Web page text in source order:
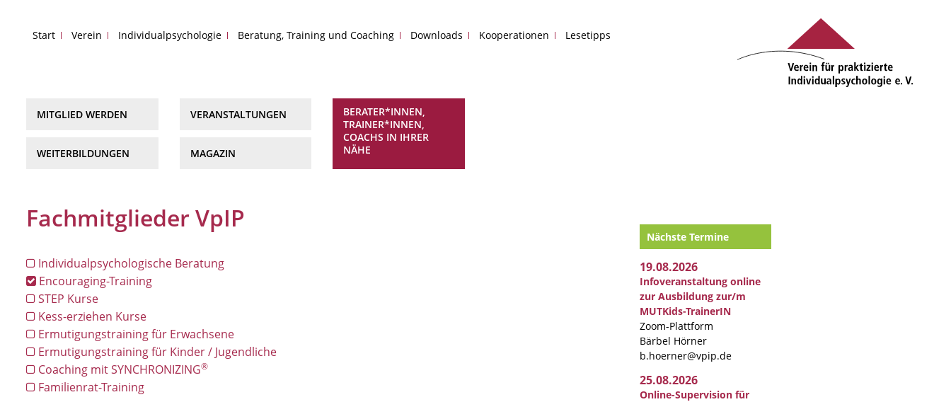
Start Verein Individualpsychologie Beratung, Training und Coaching Downloads Kooperationen Lesetipps
MITGLIED WERDEN
WEITERBILDUNGEN
VERANSTALTUNGEN
MAGAZIN
BERATER*INNEN,
TRAINER*INNEN,
COACHS IN IHRER
NÄHE
Fachmitglieder VpIP
Individualpsychologische Beratung
Encouraging-Training
STEP Kurse
Kess-erziehen Kurse
Ermutigungstraining für Erwachsene
Ermutigungstraining für Kinder / Jugendliche
Coaching mit SYNCHRONIZING®
Familienrat-Training
Nächste Termine
19.08.2026
Infoveranstaltung online
zur Ausbildung zur/m
MUTKids-TrainerIN
Zoom-Plattform
Bärbel Hörner
b.hoerner@vpip.de
25.08.2026
Online-Supervision für